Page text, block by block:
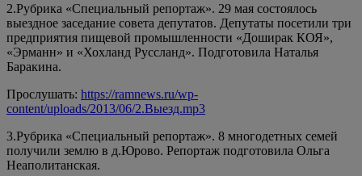
2.Рубрика «Специальный репортаж». 29 мая состоялось
выездное заседание совета депутатов. Депутаты посетили три
предприятия пищевой промышленности «Доширак КОЯ»,
«Эрманн» и «Хохланд Руссланд». Подготовила Наталья
Баракина.
Прослушать: https://ramnews.ru/wp-
content/uploads/2013/06/2.Выезд.mp3
3.Рубрика «Специальный репортаж». 8 многодетных семей
получили землю в д.Юрово. Репортаж подготовила Ольга
Неаполитанская.